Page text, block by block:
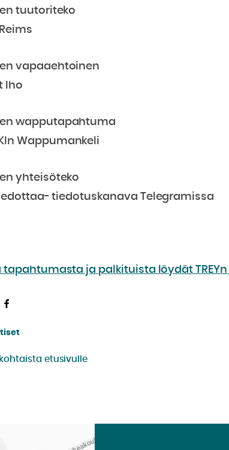
tuutoriteko
vapaaehtoinen
Iho
wapputapahtuma
Wappumankeli
yhteisöteko
tiedotuskanava Telegramissa
tapahtumasta ja palkituista löydät
Jaa
etusivulle